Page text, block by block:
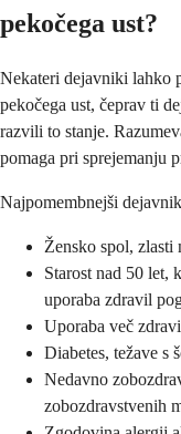
pekočega ust?
Nekateri dejavniki lahko
pekočega ust, čeprav ti
razvili to stanje.
pomaga pri sprejemanju
Najpomembnejši
Žensko spol, zlasti
Starost nad 50 let,
uporaba zdravil
Uporaba več
Diabetes, težave s
Nedavno
zobozdravstvenih